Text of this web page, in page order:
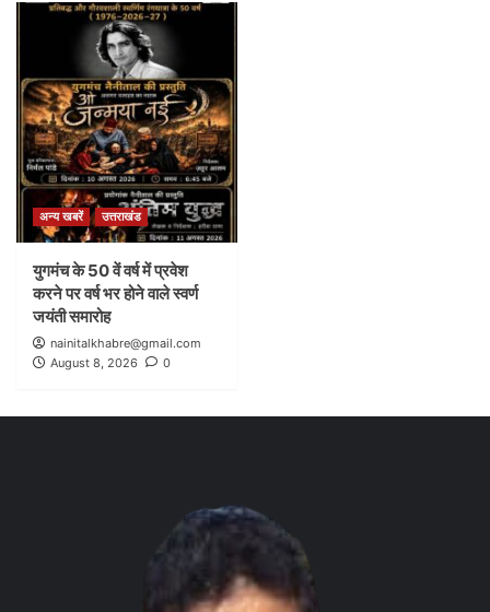
अन्य खबरें उत्तराखंड
युगमंच के 50 वें वर्ष में प्रवेश
करने पर वर्ष भर होने वाले स्वर्ण
जयंती समारोह
nainitalkhabre@gmail.com
August 8, 2026
0